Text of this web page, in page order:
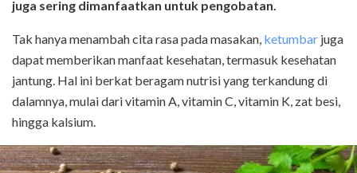
juga sering dimanfaatkan untuk pengobatan.
Tak hanya menambah cita rasa pada masakan, ketumbar juga
dapat memberikan manfaat kesehatan, termasuk kesehatan
jantung. Hal ini berkat beragam nutrisi yang terkandung di
dalamnya, mulai dari vitamin A, vitamin C, vitamin K, zat besi,
hingga kalsium.